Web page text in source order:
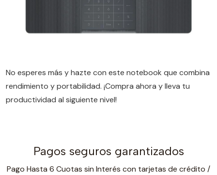
No esperes más y hazte con este notebook que combina
rendimiento y portabilidad. ¡Compra ahora y lleva tu
productividad al siguiente nivel!
Pagos seguros garantizados
Pago Hasta 6 Cuotas sin Interés con tarjetas de crédito /